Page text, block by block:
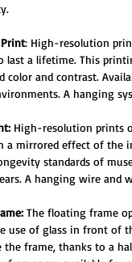
: High-resolution
last a lifetime. This
color and contrast.
A hanging
High-resolution prints
a mirrored effect of the
standards of
A hanging wire and
The floating frame
use of glass in front of
the frame, thanks to a